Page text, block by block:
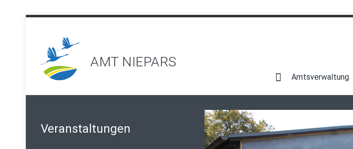
AMT NIEPARS
überspringenAmtsverwaltung
Veranstaltungen